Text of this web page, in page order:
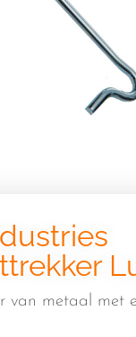
van metaal met